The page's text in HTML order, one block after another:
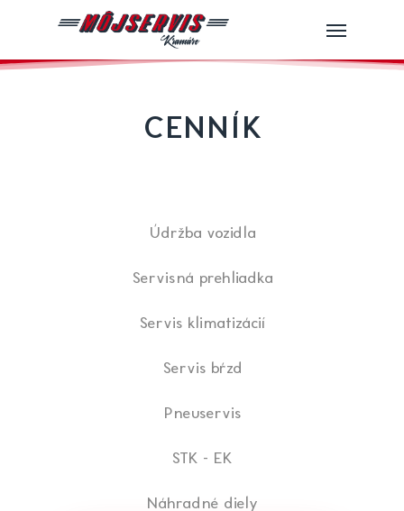
content
Menu
CENNÍK
Údržba vozidla
Servisná prehliadka
Servis klimatizácií
Servis bŕzd
Pneuservis
STK - EK
Náhradné diely